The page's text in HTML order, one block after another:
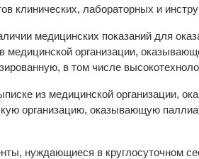
клинических, лабораторных и
медицинских показаний для
медицинской организации,
в том числе
из медицинской организации,
организацию, оказывающую
нуждающиеся в круглосуточном